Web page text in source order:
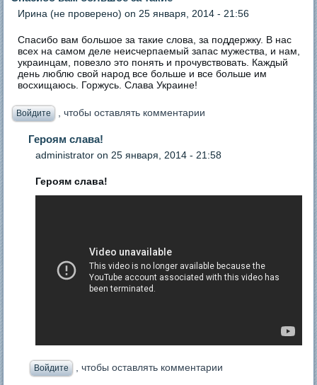
Ирина (не проверено) on 25 января, 2014 - 21:56
Спасибо вам большое за такие слова, за поддержку. В нас
всех на самом деле неисчерпаемый запас мужества, и нам,
украинцам, повезло это понять и прочувствовать. Каждый
день люблю свой народ все больше и все больше им
восхищаюсь. Горжусь. Слава Украине!
Войдите , чтобы оставлять комментарии
Героям слава!
administrator on 25 января, 2014 - 21:58
Героям слава!
Войдите , чтобы оставлять комментарии